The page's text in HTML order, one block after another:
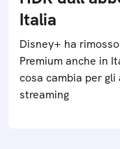
Italia
Disney+ ha
Premium anche in
cosa cambia per
streaming